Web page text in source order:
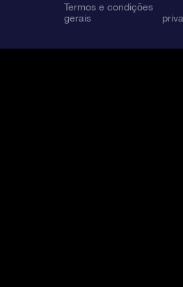
Termos e condições
gerais